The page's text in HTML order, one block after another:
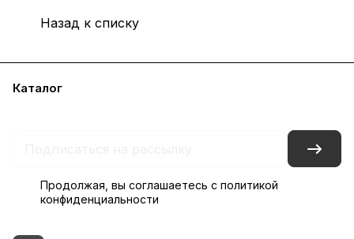
Назад к списку
Каталог
Продолжая, вы соглашаетесь с политикой
конфиденциальности